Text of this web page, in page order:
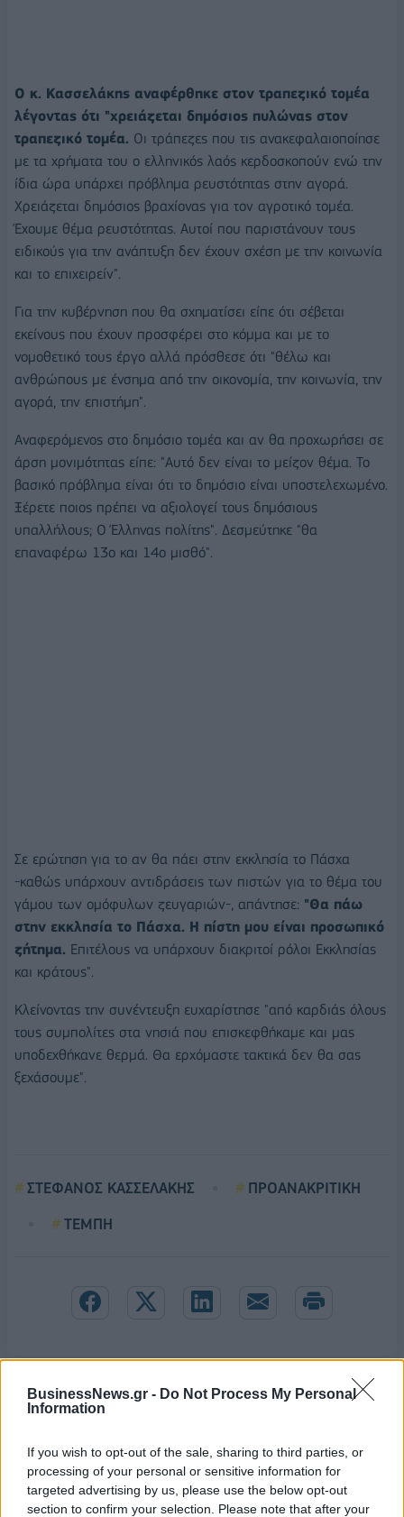
BusinessNews.gr - Do Not Process My Personal
Information
If you wish to opt-out of the sale, sharing to third parties, or
processing of your personal or sensitive information for
targeted advertising by us, please use the below opt-out
section to confirm your selection. Please note that after your
Ο κ. Κασσελάκης αναφέρθηκε στον τραπεζικό τομέα
λέγοντας ότι "χρειάζεται δημόσιος πυλώνας στον
τραπεζικό τομέα. Οι τράπεζες που τις ανακεφαλαιοποίησε
με τα χρήματα του ο ελληνικός λαός κερδοσκοπούν ενώ την
ίδια ώρα υπάρχει πρόβλημα ρευστότητας στην αγορά.
Χρειάζεται δημόσιος βραχίονας για τον αγροτικό τομέα.
Έχουμε θέμα ρευστότητας. Αυτοί που παριστάνουν τους
ειδικούς για την ανάπτυξη δεν έχουν σχέση με την κοινωνία
και το επιχειρείν".
Για την κυβέρνηση που θα σχηματίσει είπε ότι σέβεται
εκείνους που έχουν προσφέρει στο κόμμα και με το
νομοθετικό τους έργο αλλά πρόσθεσε ότι "θέλω και
ανθρώπους με ένσημα από την οικονομία, την κοινωνία, την
αγορά, την επιστήμη".
Αναφερόμενος στο δημόσιο τομέα και αν θα προχωρήσει σε
άρση μονιμότητας είπε: "Αυτό δεν είναι το μείζον θέμα. Το
βασικό πρόβλημα είναι ότι το δημόσιο είναι υποστελεχωμένο.
Ξέρετε ποιος πρέπει να αξιολογεί τους δημόσιους
υπαλλήλους; Ο Έλληνας πολίτης". Δεσμεύτηκε "θα
επαναφέρω 13ο και 14ο μισθό".
Σε ερώτηση για το αν θα πάει στην εκκλησία το Πάσχα
-καθώς υπάρχουν αντιδράσεις των πιστών για το θέμα του
γάμου των ομόφυλων ζευγαριών-, απάντησε: "Θα πάω
στην εκκλησία το Πάσχα. Η πίστη μου είναι προσωπικό
ζήτημα. Επιτέλους να υπάρχουν διακριτοί ρόλοι Εκκλησίας
και κράτους".
Κλείνοντας την συνέντευξη ευχαρίστησε "από καρδιάς όλους
τους συμπολίτες στα νησιά που επισκεφθήκαμε και μας
υποδεχθήκανε θερμά. Θα ερχόμαστε τακτικά δεν θα σας
ξεχάσουμε".
ΣΤΕΦΑΝΟΣ ΚΑΣΣΕΛΑΚΗΣ
ΠΡΟΑΝΑΚΡΙΤΙΚΗ
ΤΕΜΠΗ